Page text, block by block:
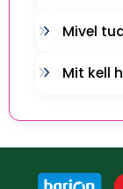
Mivel
Mit kell